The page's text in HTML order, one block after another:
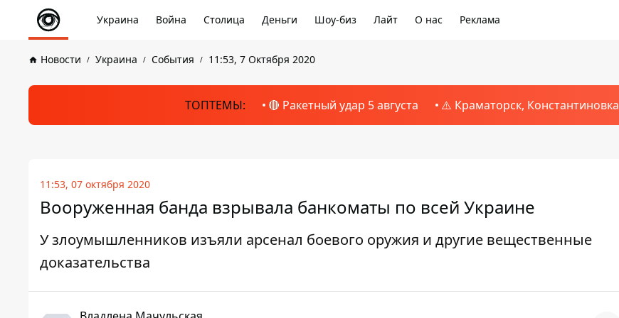
Украина Война Столица Деньги Шоу-биз Лайт О нас Реклама
Новости Украина События 11:53, 7 Октября 2020
ТОПТЕМЫ: 🔴 Ракетный удар 5 августа ⚠️ Краматорск, Константиновка
11:53, 07 октября 2020
Вооруженная банда взрывала банкоматы по всей Украине
У злоумышленников изъяли арсенал боевого оружия и другие вещественные
доказательства